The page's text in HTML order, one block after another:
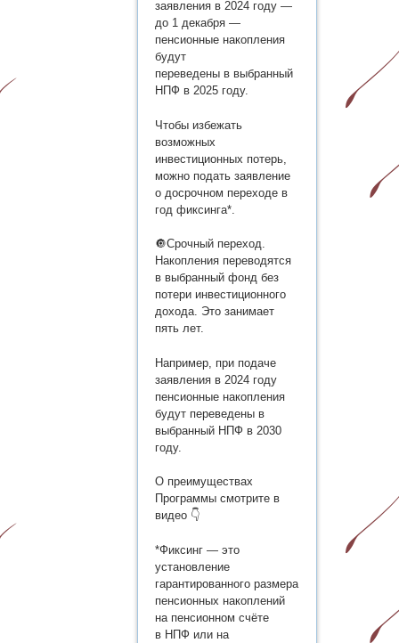
заявления в 2024 году —
до 1 декабря —
пенсионные накопления
будут
переведены в выбранный
НПФ в 2025 году.
Чтобы избежать
возможных
инвестиционных потерь,
можно подать заявление
о досрочном переходе в
год фиксинга*.
🔘Срочный переход.
Накопления переводятся
в выбранный фонд без
потери инвестиционного
дохода. Это занимает
пять лет.
Например, при подаче
заявления в 2024 году
пенсионные накопления
будут переведены в
выбранный НПФ в 2030
году.
О преимуществах
Программы смотрите в
видео 👇
*Фиксинг — это
установление
гарантированного размера
пенсионных накоплений
на пенсионном счёте
в НПФ или на